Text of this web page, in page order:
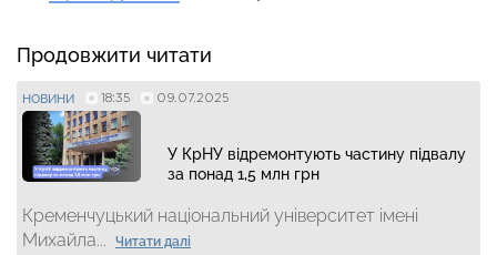
Продовжити читати
НОВИНИ 18:35 09.07.2025
У КрНУ відремонтують частину підвалу
за понад 1,5 млн грн
Кременчуцький національний університет імені
Михайла...
Читати далі